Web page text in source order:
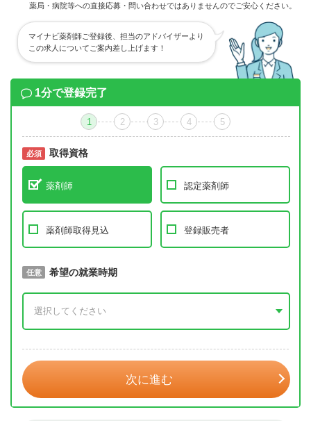
薬局・病院等への直接応募・問い合わせではありませんのでご安心ください。
マイナビ薬剤師ご登録後、担当のアドバイザーより
この求人についてご案内差し上げます！
1分で登録完了
1 2 3 4 5
必須 取得資格
薬剤師 認定薬剤師
薬剤師取得見込 登録販売者
必須 取得予定年
任意 希望の就業時期
次に進む